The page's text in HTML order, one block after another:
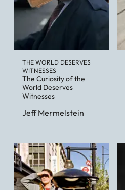
THE WORLD DESERVES
WITNESSES
The Curiosity of the
World Deserves
Witnesses
Jeff Mermelstein